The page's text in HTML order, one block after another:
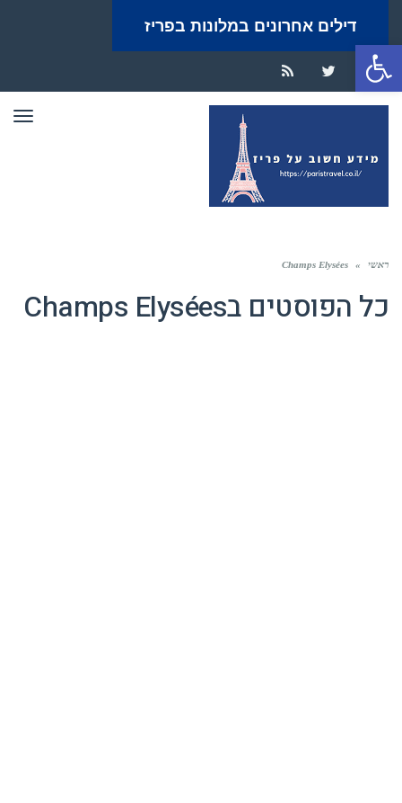
פתח סרגל נגישות
דילים אחרונים במלונות בפריז
Facebook
Twitter
RSS
ראשי »
Champs Elysées
כל הפוסטים בChamps Elysées